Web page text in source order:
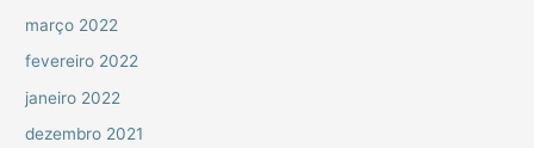
março 2022
fevereiro 2022
janeiro 2022
dezembro 2021